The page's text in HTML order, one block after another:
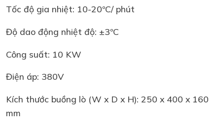
Tốc độ gia nhiệt: 10-20ºC/ phút
Độ dao động nhiệt độ: ±3ºC
Công suất: 10 KW
Điện áp: 380V
Kích thước buồng lò (W x D x H): 250 x 400 x 160
mm